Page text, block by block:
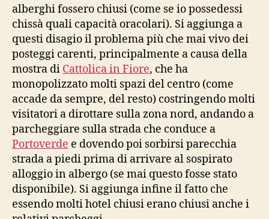
alberghi fossero chiusi (come se io possedessi
chissà quali capacità oracolari). Si aggiunga a
questi disagio il problema più che mai vivo dei
posteggi carenti, principalmente a causa della
mostra di Cattolica in Fiore, che ha
monopolizzato molti spazi del centro (come
accade da sempre, del resto) costringendo molti
visitatori a dirottare sulla zona nord, andando a
parcheggiare sulla strada che conduce a
Portoverde e dovendo poi sorbirsi parecchia
strada a piedi prima di arrivare al sospirato
alloggio in albergo (se mai questo fosse stato
disponibile). Si aggiunga infine il fatto che
essendo molti hotel chiusi erano chiusi anche i